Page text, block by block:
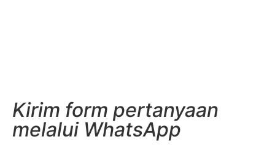
Kirim form pertanyaan
melalui WhatsApp